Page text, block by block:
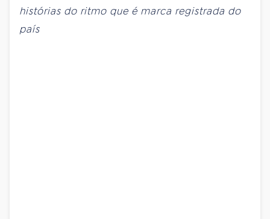
histórias do ritmo que é marca registrada do
país